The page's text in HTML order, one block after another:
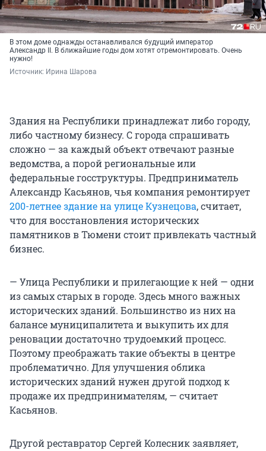
В этом доме однажды останавливался будущий император
Александр II. В ближайшие годы дом хотят отремонтировать. Очень
нужно!
Источник: Ирина Шарова
Здания на Республики принадлежат либо городу,
либо частному бизнесу. С города спрашивать
сложно — за каждый объект отвечают разные
ведомства, а порой региональные или
федеральные госструктуры. Предприниматель
Александр Касьянов, чья компания ремонтирует
200-летнее здание на улице Кузнецова, считает,
что для восстановления исторических
памятников в Тюмени стоит привлекать частный
бизнес.
— Улица Республики и прилегающие к ней — одни
из самых старых в городе. Здесь много важных
исторических зданий. Большинство из них на
балансе муниципалитета и выкупить их для
реновации достаточно трудоемкий процесс.
Поэтому преображать такие объекты в центре
проблематично. Для улучшения облика
исторических зданий нужен другой подход к
продаже их предпринимателям, — считает
Касьянов.
Другой реставратор Сергей Колесник заявляет,